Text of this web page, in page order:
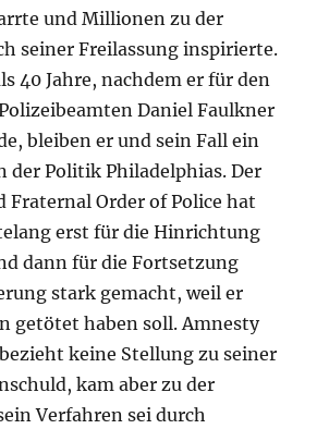
und Millionen zu der
seiner Freilassung inspirierte.
40 Jahre, nachdem er für den
Daniel Faulkner
bleiben er und sein Fall ein
der Politik Philadelphias. Der
Fraternal Order of Police hat
erst für die Hinrichtung
dann für die Fortsetzung
stark gemacht, weil er
getötet haben soll. Amnesty
keine Stellung zu seiner
kam aber zu der
Verfahren sei durch